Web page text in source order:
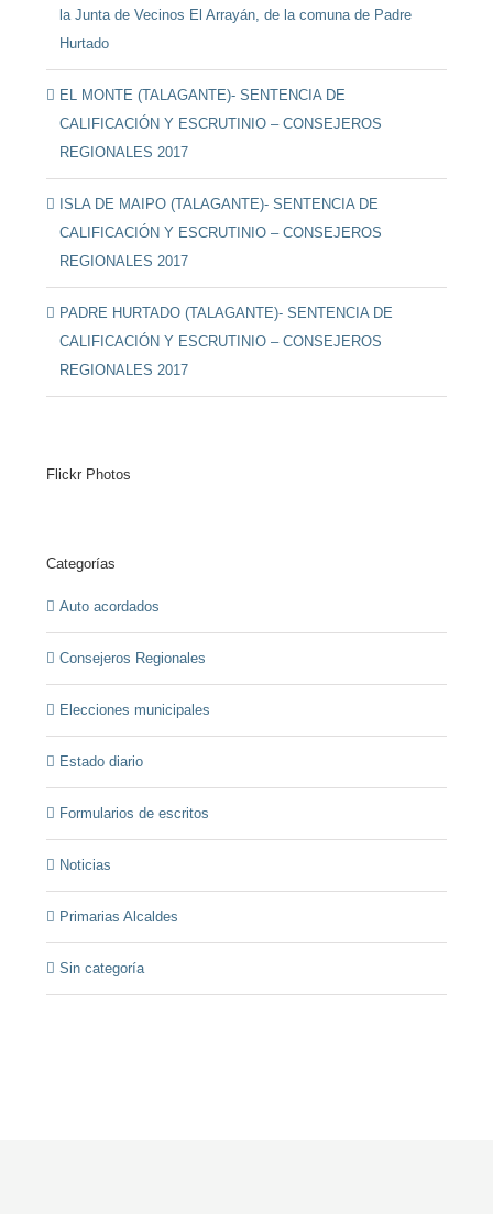
la Junta de Vecinos El Arrayán, de la comuna de Padre
Hurtado
EL MONTE (TALAGANTE)- SENTENCIA DE
CALIFICACIÓN Y ESCRUTINIO – CONSEJEROS
REGIONALES 2017
ISLA DE MAIPO (TALAGANTE)- SENTENCIA DE
CALIFICACIÓN Y ESCRUTINIO – CONSEJEROS
REGIONALES 2017
PADRE HURTADO (TALAGANTE)- SENTENCIA DE
CALIFICACIÓN Y ESCRUTINIO – CONSEJEROS
REGIONALES 2017
Flickr Photos
Categorías
Auto acordados
Consejeros Regionales
Elecciones municipales
Estado diario
Formularios de escritos
Noticias
Primarias Alcaldes
Sin categoría